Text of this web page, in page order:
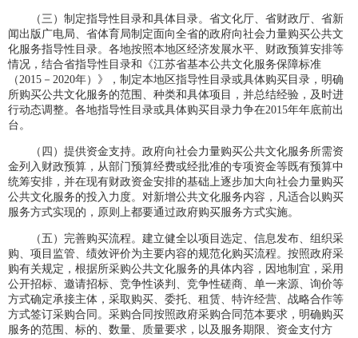
（三）制定指导性目录和具体目录。省文化厅、省财政厅、省新
闻出版广电局、省体育局制定面向全省的政府向社会力量购买公共文
化服务指导性目录。各地按照本地区经济发展水平、财政预算安排等
情况，结合省指导性目录和《江苏省基本公共文化服务保障标准
（2015－2020年）》，制定本地区指导性目录或具体购买目录，明确
所购买公共文化服务的范围、种类和具体项目，并总结经验，及时进
行动态调整。各地指导性目录或具体购买目录力争在2015年年底前出
台。
（四）提供资金支持。政府向社会力量购买公共文化服务所需资
金列入财政预算，从部门预算经费或经批准的专项资金等既有预算中
统筹安排，并在现有财政资金安排的基础上逐步加大向社会力量购买
公共文化服务的投入力度。对新增公共文化服务内容，凡适合以购买
服务方式实现的，原则上都要通过政府购买服务方式实施。
（五）完善购买流程。建立健全以项目选定、信息发布、组织采
购、项目监管、绩效评价为主要内容的规范化购买流程。按照政府采
购有关规定，根据所采购公共文化服务的具体内容，因地制宜，采用
公开招标、邀请招标、竞争性谈判、竞争性磋商、单一来源、询价等
方式确定承接主体，采取购买、委托、租赁、特许经营、战略合作等
方式签订采购合同。采购合同按照政府采购合同范本要求，明确购买
服务的范围、标的、数量、质量要求，以及服务期限、资金支付方